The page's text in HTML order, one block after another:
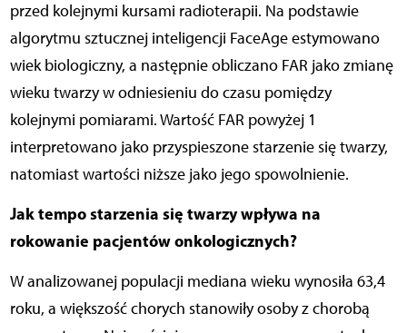
przed kolejnymi kursami radioterapii. Na podstawie
algorytmu sztucznej inteligencji FaceAge estymowano
wiek biologiczny, a następnie obliczano FAR jako zmianę
wieku twarzy w odniesieniu do czasu pomiędzy
kolejnymi pomiarami. Wartość FAR powyżej 1
interpretowano jako przyspieszone starzenie się twarzy,
natomiast wartości niższe jako jego spowolnienie.
Jak tempo starzenia się twarzy wpływa na
rokowanie pacjentów onkologicznych?
W analizowanej populacji mediana wieku wynosiła 63,4
roku, a większość chorych stanowiły osoby z chorobą